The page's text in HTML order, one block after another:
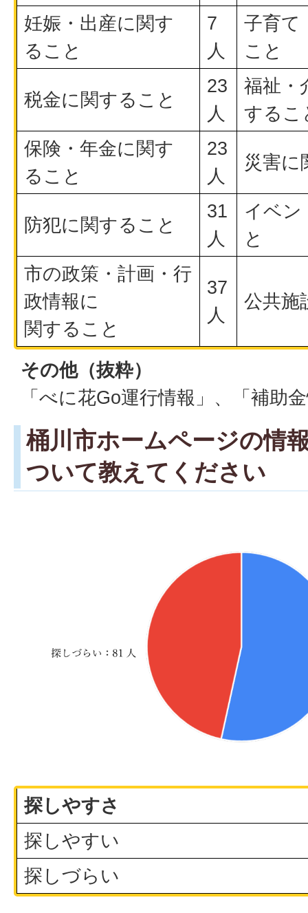
妊娠・出産に関す
ること
7
人
子育て
こと
税金に関すること
23
人
福祉・
するこ
保険・年金に関す
ること
23
人
災害に
防犯に関すること
31
人
イベン
と
市の政策・計画・行
政情報に
関すること
37
人
公共施
その他（抜粋）
「べに花Go運行情報」、「補助
桶川市ホームページの情
ついて教えてください
探しやすさ
探しやすい
探しづらい